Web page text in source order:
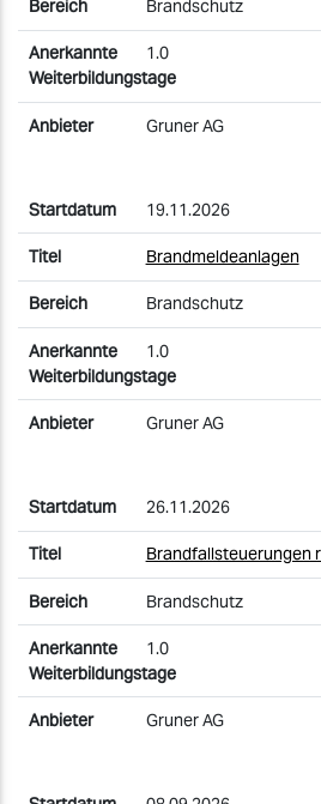
Brandschutz
1.0
Gruner AG
19.11.2026
Brandmeldeanlagen
Brandschutz
1.0
Gruner AG
26.11.2026
Brandfallsteuerungen
Brandschutz
1.0
Gruner AG